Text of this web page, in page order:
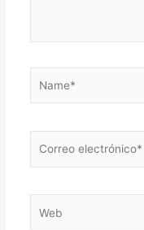
electrónico*